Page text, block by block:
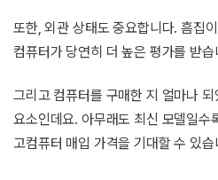
또한, 외관 상태도 중요합니다. 흠집
컴퓨터가 당연히 더 높은 평가를 받습
그리고 컴퓨터를 구매한 지 얼마나
요소인데요. 아무래도 최신 모델일수
고컴퓨터 매입 가격을 기대할 수 있습